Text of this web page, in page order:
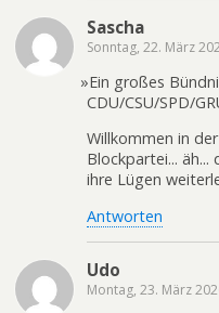
Sascha
Sonntag, 22. März
»Ein großes
CDU/CSU/SPD/
Willkommen in
Blockpartei...
ihre Lügen
Antworten
Udo
Montag, 23. März